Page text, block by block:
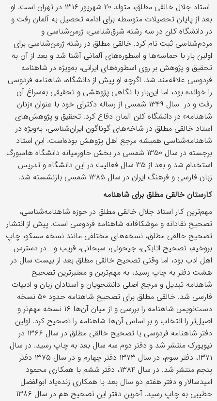
استاد جلال خالقی مطلق، متولد ۲۰ شهریور ۱۳۱۶ در تهران است. او
بعد از پایان تحصیلات متوسطه برای ادامه تحصیل به آلمان رفت و
در دانشگاه کلن در سه رشته شرق‌شناسی، ژرمن‌شناسی و
مردم‌شناسی ثبت نام کرد. خالقی مطلق در رشته ژرمن‌شناسی برای
اولین بار با حماسه‌ها و اسطوره‌های آلمانی آشنا شد و بعد از آن به
تحقیق و پژوهش بر روی اسطوره‌های ایرانی، به‌ویژه در شاهنامه
فردوسی علاقه‌مند شد. اگرچه او پیش از دانشگاه، شاهنامه فردوسی
را خوانده بود، اما این‌بار با نگاهی پژوهشی و تحقیقی به‌سراغ آن
رفت و در سال ۱۳۴۹ شمسی از رساله دکترای خود با عنوان «زنان
شاهنامه» در دانشگاه کلن آلمان دفاع کرد. تحقیق و پژوهش‌های
استاد خالقی مطلق در شاخه‌های گوناگون ایران‌شناسی، به‌ویژه در
شاهنامه‌شناسی همیشه مرجع اهل پژوهش بوده‌است. این استاد
برجسته در سال ۱۳۵۰ شمسی در بخش خاورمیانه دانشگاه هامبورگ
استخدام شد و بعد از ۳۵ سال فعالیت در این دانشگاه و تدریس
زبان فارسی و فرهنگ ایران در سال ۱۳۸۵ شمسی بازنشسته شد.
کارستان خالقی مطلق برای شاهنامه
مهم‌ترین کار استاد جلال خالقی مطلق در حوزه شاهنامه‌شناسی،
تصحیح نقادانه و موشکافانه شاهنامه فردوسی است. پیش از انتشار
تصحیح خالقی مطلق، نسخه‌های مختلفی مانند نسخه مسکو، چاپ
بروخیم، تصحیح اتابکی، جیحونی، سبحانی، قریب و… در دسترس
اهل ادب بود، اما وقتی تصحیح خالقی مطلق بعد از بیست سال در
هشت دفتر به چاپ رسید، به مهم‌ترین و معتبرترین تصحیح
شاهنامه تبدیل و مرجع اصلی دانشجویان و استادان زبان و ادبیات
فارسی شد. خالقی مطلق برای تصحیح شاهنامه حدود ۵۰ نسخه
دست‌نویس شاهنامه را بررسی و از میان آن‌ها ۱۶ نسخه مهم‌تر و
اصیل‌تر را انتخاب و بر اساس آن‌ها شاهنامه را تصحیح کرد. اولین
دفتر شاهنامه فردوسی با تصحیح خالقی مطلق در سال ۱۳۶۶ در
نیویورک منتشر شد و دفتر دوم سه سال بعد به چاپ رسید. در سال
۱۳۷۱، دفتر سوم، در سال ۱۳۷۳ دفتر چهارم و در سال ۱۳۷۵ دفتر
پنجم منتشر شد. در سال ۱۳۸۴، دفتر ششم با همکاری محمود
امیدسالار و دفتر هفتم دو سال بعد با همکاری زنده‌یاد ابوالفضل
خطیبی به چاپ رسید. آخرین دفتر این تصحیح هم در سال ۱۳۸۶